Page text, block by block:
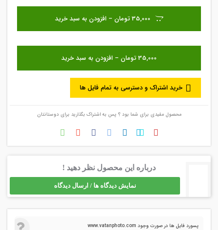
35,000 تومان – افزودن به سبد خرید
خرید اشتراک و دسترسی به تمام فایل ها
محصول مفیدی برای شما بود ؟ پس به اشتراک بگذارید برای دوستانتان
درباره این محصول نظر دهید !
نمایش دیدگاه ها / ارسال دیدگاه
پسورد فایل ها در صورت وجود www.vatanphoto.com